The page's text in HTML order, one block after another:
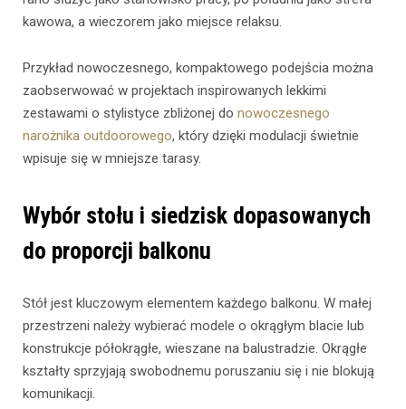
kawowa, a wieczorem jako miejsce relaksu.
Przykład nowoczesnego, kompaktowego podejścia można
zaobserwować w projektach inspirowanych lekkimi
zestawami o stylistyce zbliżonej do nowoczesnego
narożnika outdoorowego, który dzięki modulacji świetnie
wpisuje się w mniejsze tarasy.
Wybór stołu i siedzisk dopasowanych
do proporcji balkonu
Stół jest kluczowym elementem każdego balkonu. W małej
przestrzeni należy wybierać modele o okrągłym blacie lub
konstrukcje półokrągłe, wieszane na balustradzie. Okrągłe
kształty sprzyjają swobodnemu poruszaniu się i nie blokują
komunikacji.